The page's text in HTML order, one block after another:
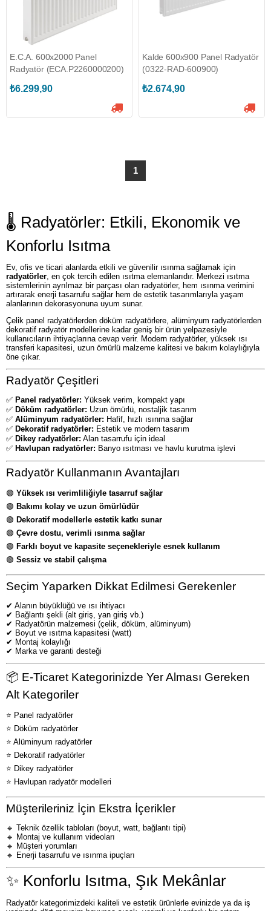
E.C.A. 600x2000 Panel
Radyatör (ECA.P2260000200)
₺6.299,90
Kalde 600x900 Panel Radyatör
(0322-RAD-600900)
₺2.674,90
1
🌡️ Radyatörler: Etkili, Ekonomik ve
Konforlu Isıtma
Ev, ofis ve ticari alanlarda etkili ve güvenilir ısınma sağlamak için
radyatörler , en çok tercih edilen ısıtma elemanlarıdır. Merkezi ısıtma
sistemlerinin ayrılmaz bir parçası olan radyatörler, hem ısınma verimini
artırarak enerji tasarrufu sağlar hem de estetik tasarımlarıyla yaşam
alanlarının dekorasyonuna uyum sunar.
Çelik panel radyatörlerden döküm radyatörlere, alüminyum radyatörlerden
dekoratif radyatör modellerine kadar geniş bir ürün yelpazesiyle
kullanıcıların ihtiyaçlarına cevap verir. Modern radyatörler, yüksek ısı
transferi kapasitesi, uzun ömürlü malzeme kalitesi ve bakım kolaylığıyla
öne çıkar.
Radyatör Çeşitleri
✅ Panel radyatörler: Yüksek verim, kompakt yapı
✅ Döküm radyatörler: Uzun ömürlü, nostaljik tasarım
✅ Alüminyum radyatörler: Hafif, hızlı ısınma sağlar
✅ Dekoratif radyatörler: Estetik ve modern tasarım
✅ Dikey radyatörler: Alan tasarrufu için ideal
✅ Havlupan radyatörler: Banyo ısıtması ve havlu kurutma işlevi
Radyatör Kullanmanın Avantajları
🟢 Yüksek ısı verimliliğiyle tasarruf sağlar
🟢 Bakımı kolay ve uzun ömürlüdür
🟢 Dekoratif modellerle estetik katkı sunar
🟢 Çevre dostu, verimli ısınma sağlar
🟢 Farklı boyut ve kapasite seçenekleriyle esnek kullanım
🟢 Sessiz ve stabil çalışma
Seçim Yaparken Dikkat Edilmesi Gerekenler
✔ Alanın büyüklüğü ve ısı ihtiyacı
✔ Bağlantı şekli (alt giriş, yan giriş vb.)
✔ Radyatörün malzemesi (çelik, döküm, alüminyum)
✔ Boyut ve ısıtma kapasitesi (watt)
✔ Montaj kolaylığı
✔ Marka ve garanti desteği
📦 E-Ticaret Kategorinizde Yer Alması Gereken
Alt Kategoriler
⭐ Panel radyatörler
⭐ Döküm radyatörler
⭐ Alüminyum radyatörler
⭐ Dekoratif radyatörler
⭐ Dikey radyatörler
⭐ Havlupan radyatör modelleri
Müşterileriniz İçin Ekstra İçerikler
🔹 Teknik özellik tabloları (boyut, watt, bağlantı tipi)
🔹 Montaj ve kullanım videoları
🔹 Müşteri yorumları
🔹 Enerji tasarrufu ve ısınma ipuçları
✨ Konforlu Isıtma, Şık Mekânlar
Radyatör kategorimizdeki kaliteli ve estetik ürünlerle evinizde ya da iş